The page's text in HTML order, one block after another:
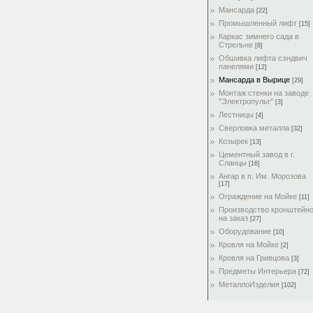
Мансарда [22]
Промышленный лифт [15]
Каркас зимнего сада в
Стрельне [8]
Обшивка лифта сэндвич
панелями [12]
Мансарда в Вырице [29]
Монтаж стенки на заводе
"Электропульт" [3]
Лестницы [4]
Сверловка металла [32]
Козырек [13]
Цементный завод в г.
Сланцы [16]
Ангар в п. Им. Морозова
[17]
Ограждение на Мойке [11]
Производство
на заказ [27]
Оборудование [10]
Кровля на Мойке [2]
Кровля на Гривцова [3]
Предметы Интерьера [72]
МеталлоИзделия [102]